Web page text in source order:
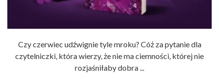
Czy czerwiec udźwignie tyle mroku? Cóż za pytanie dla
czytelniczki, która wierzy, że nie ma ciemności, której nie
rozjaśniłaby dobra ...